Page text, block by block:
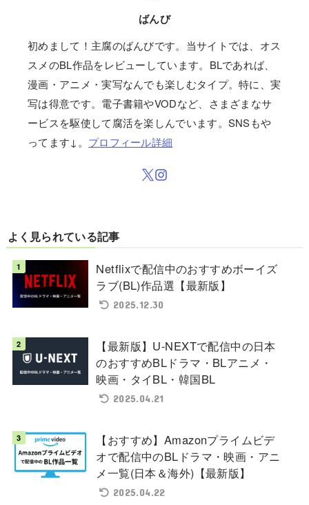
ばんび
初めまして！主腐のばんびです。当サイトでは、オス
スメのBL作品をレビューしています。BLであれば、
漫画・アニメ・実写なんでも楽しむタイプ。特に、実
写は得意です。電子書籍やVODなど、さまざまなサ
ービスを駆使して腐活を楽しんでいます。SNSもや
ってます↓。 プロフィール詳細
よく見られている記事
Netflixで配信中のおすすめボーイズ
ラブ(BL)作品選【最新版】
2025.12.30
【最新版】U-NEXTで配信中の日本
のおすすめBLドラマ・BLアニメ・
映画・タイBL・韓国BL
2025.04.21
【おすすめ】Amazonプライムビデ
オで配信中のBLドラマ・映画・アニ
メ一覧(日本＆海外)【最新版】
2025.04.22